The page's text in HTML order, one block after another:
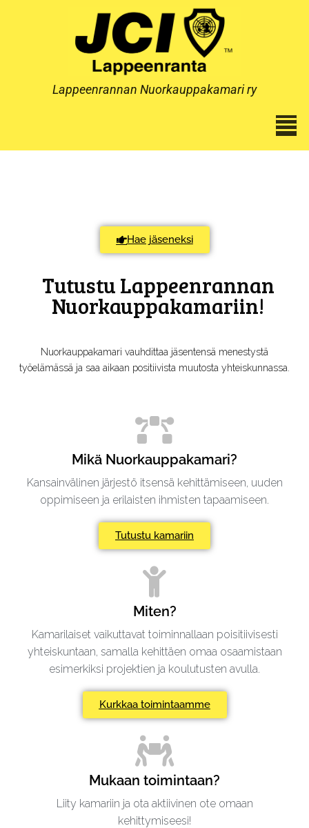
Lappeenrannan Nuorkauppakamari ry
Hae jäseneksi
Tutustu Lappeenrannan
Nuorkauppakamariin!
Nuorkauppakamari vauhdittaa jäsentensä menestystä
työelämässä ja saa aikaan positiivista muutosta yhteiskunnassa.
Mikä Nuorkauppakamari?
Kansainvälinen järjestö itsensä kehittämiseen, uuden
oppimiseen ja erilaisten ihmisten tapaamiseen.
Tutustu kamariin
Miten?
Kamarilaiset vaikuttavat toiminnallaan poisitiivisesti
yhteiskuntaan, samalla kehittäen omaa osaamistaan
esimerkiksi projektien ja koulutusten avulla.
Kurkkaa toimintaamme
Mukaan toimintaan?
Liity kamariin ja ota aktiivinen ote omaan
kehittymiseesi!